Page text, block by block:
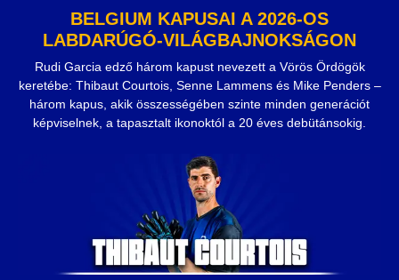
BELGIUM KAPUSAI A 2026-OS
LABDARÚGÓ-VILÁGBAJNOKSÁGON
Rudi Garcia edző három kapust nevezett a Vörös Ördögök
keretébe: Thibaut Courtois, Senne Lammens és Mike Penders –
három kapus, akik összességében szinte minden generációt
képviselnek, a tapasztalt ikonoktól a 20 éves debütánsokig.